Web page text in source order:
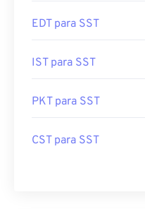
EDT para SST
IST para SST
PKT para SST
CST para SST